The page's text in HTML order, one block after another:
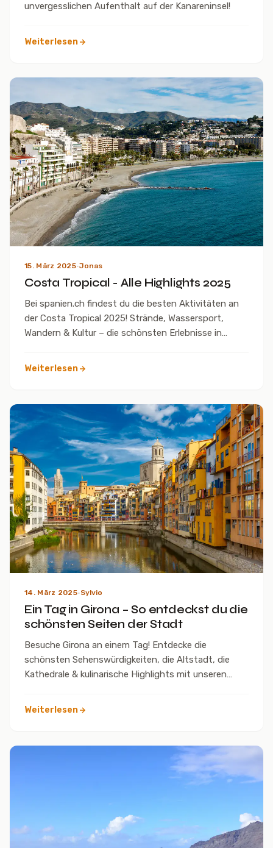
unvergesslichen Aufenthalt auf der Kanareninsel!
Weiterlesen
15. März 2025·Jonas
Costa Tropical - Alle Highlights 2025
Bei spanien.ch findest du die besten Aktivitäten an
der Costa Tropical 2025! Strände, Wassersport,
Wandern & Kultur – die schönsten Erlebnisse in
Weiterlesen
14. März 2025·Sylvio
Ein Tag in Girona – So entdeckst du die
schönsten Seiten der Stadt
Besuche Girona an einem Tag! Entdecke die
schönsten Sehenswürdigkeiten, die Altstadt, die
Kathedrale & kulinarische Highlights mit unseren
Weiterlesen